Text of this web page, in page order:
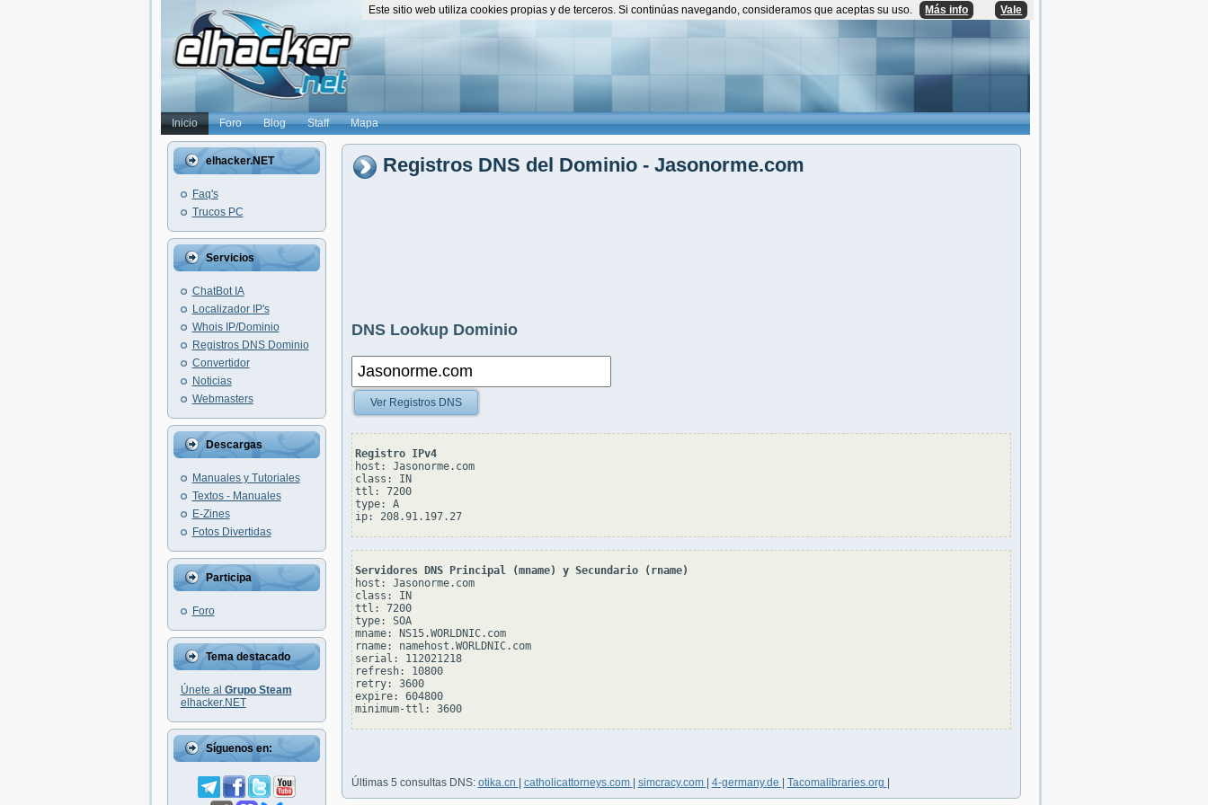
Inicio Foro Blog Staff Mapa
elhacker.NET
Faq's
Trucos PC
Servicios
ChatBot IA
Localizador IP's
Whois IP/Dominio
Registros DNS Dominio
Convertidor
Noticias
Webmasters
Descargas
Manuales y Tutoriales
Textos - Manuales
E-Zines
Fotos Divertidas
Participa
Foro
Tema destacado
Únete al Grupo Steam
elhacker.NET
Síguenos en:
Registros DNS del Dominio - Jasonorme.com
DNS Lookup Dominio
Ver Registros DNS
Registro IPv4
host: Jasonorme.com
class: IN
ttl: 7200
type: A
ip: 208.91.197.27
Servidores DNS Principal (mname) y Secundario (rname)
host: Jasonorme.com
class: IN
ttl: 7200
type: SOA
mname: NS15.WORLDNIC.com
rname: namehost.WORLDNIC.com
serial: 112021218
refresh: 10800
retry: 3600
expire: 604800
minimum-ttl: 3600
Últimas 5 consultas DNS: otika.cn catholicattorneys.com simcracy.com 4-germany.de Tacomalibraries.org
Este sitio web utiliza cookies propias y de terceros. Si continúas navegando, consideramos que aceptas su uso. Más info Vale